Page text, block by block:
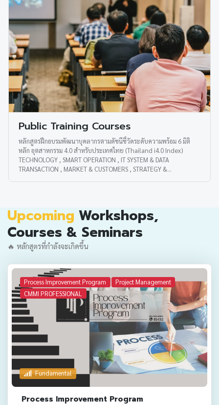
Public Training Courses
หลักสูตรฝึกอบรมพัฒนาบุคลากรตามดัชนีชี้วัดระดับความพร้อม 6 มิติ
หลัก อุตสาหกรรม 4.0 สำหรับประเทศไทย (Thailand i4.0 Index)
TECHNOLOGY , SMART OPERATION , IT SYSTEM & DATA
TRANSACTION , MARKET & CUSTOMERS , STRATEGY &
Upcoming Workshops,
Courses & Seminars
🔥 หลักสูตรที่กำลังจะเกิดขึ้น
Process Improvement Program
Project Management
CMMI PROFESSIONAL
Fundamental
Process Improvement Program